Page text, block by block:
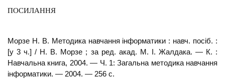
ПОСИЛАННЯ
Морзе Н. В. Методика навчання інформатики : навч. посіб. :
[у 3 ч.] / Н. В. Морзе ; за ред. акад. М. І. Жалдака. — К. :
Навчальна книга, 2004. — Ч. 1: Загальна методика навчання
інформатики. — 2004. — 256 с.